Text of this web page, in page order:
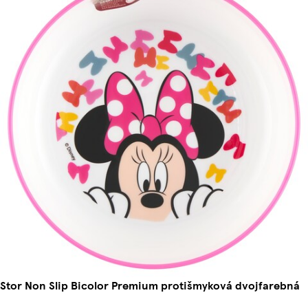
Stor Non Slip Bicolor Premium protišmyková dvojfarebná